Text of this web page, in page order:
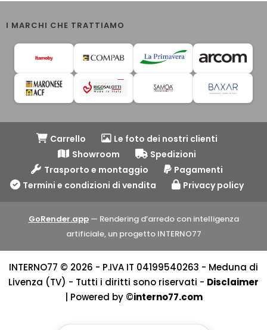
I MARCHI CHE TRATTIAMO
Carrello
Le foto dei nostri clienti
Showroom
Spedizioni
Trasporto e montaggio
Pagamenti
Termini e condizioni di vendita
Privacy policy
GoRender.app— Rendering d’arredo con intelligenza
artificiale, un progetto INTERNO77
INTERNO77 © 2026 - P.IVA IT 04199540263 - Meduna di
Livenza (TV) - Tutti i diritti sono riservati - Disclaimer
| Powered by ©interno77.com